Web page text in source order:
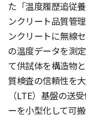
た「温度履歴追従
ンクリート品質管
ンクリートに無線
の温度データを測
て供試体を構造物
質検査の信頼性を
（LTE）基盤の送
ーを小型化して可